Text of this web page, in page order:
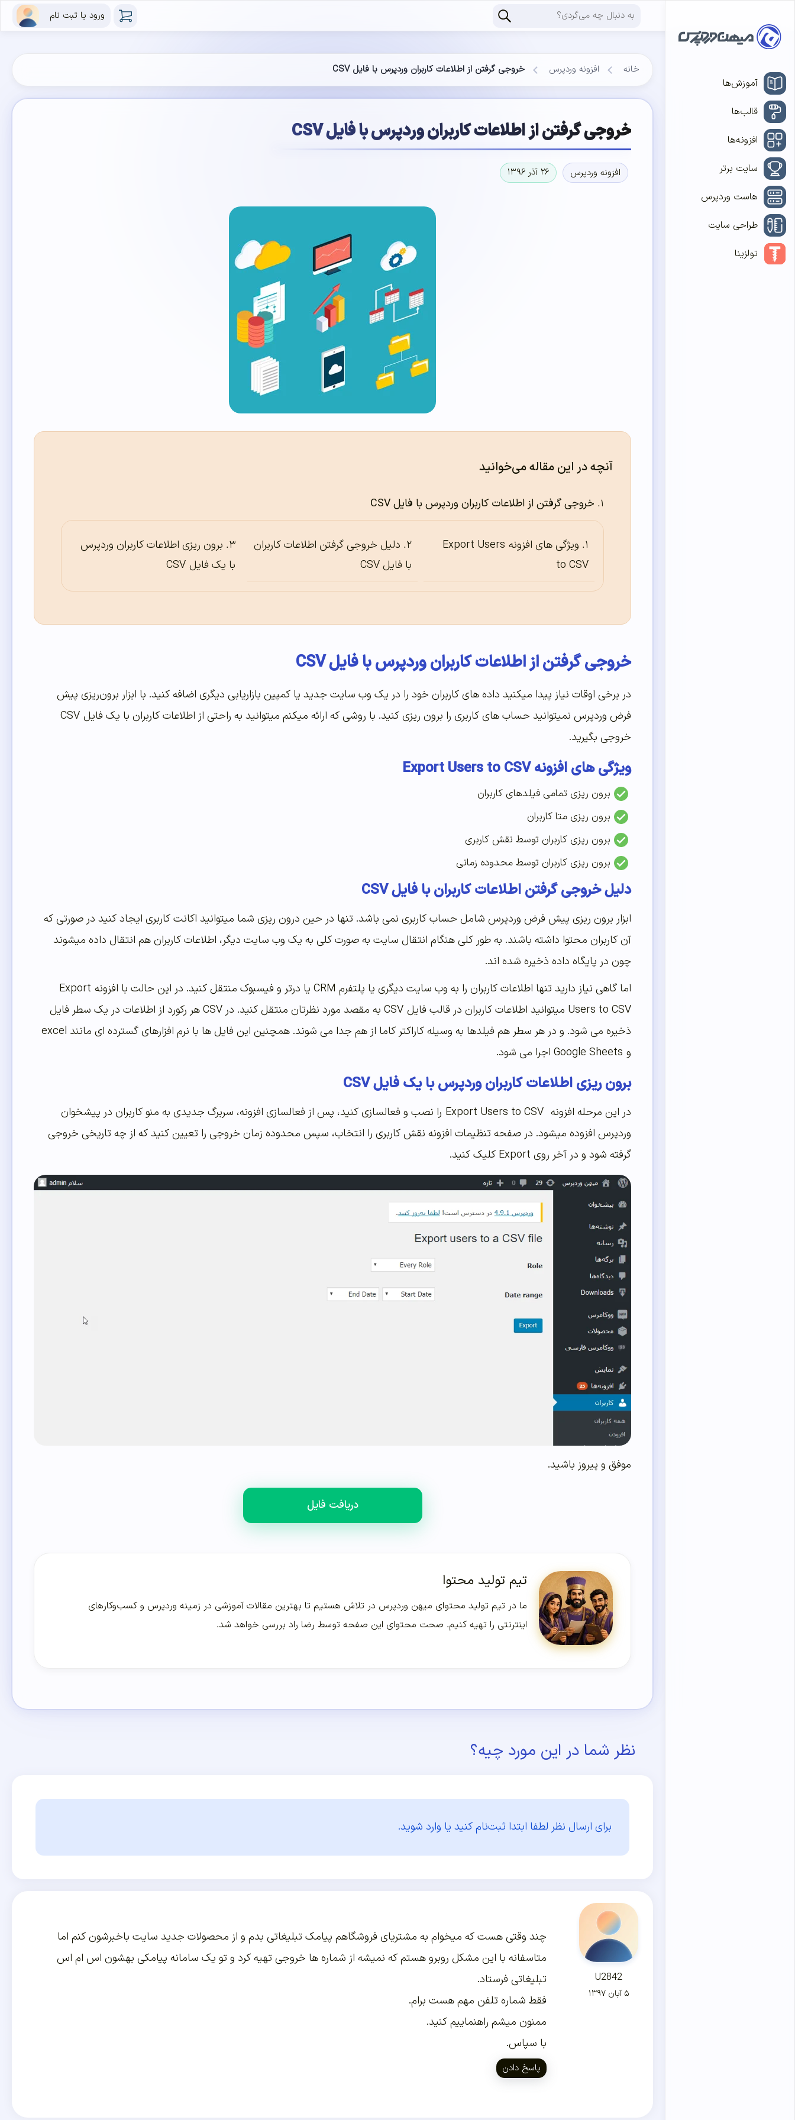
ورود یا ثبت نام
آموزش‌ها
قالب‌ها
افزونه‌ها
سایت برتر
هاست وردپرس
طراحی سایت
تولزینا
خانه افزونه وردپرس خروجی گرفتن از اطلاعات کاربران وردپرس با فایل CSV
خروجی گرفتن از اطلاعات کاربران وردپرس با فایل CSV
افزونه وردپرس ۲۶ آذر ۱۳۹۶
آنچه در این مقاله می‌خوانید
خروجی گرفتن از اطلاعات کاربران وردپرس با فایل CSV
ویژگی های افزونه Export Users
to CSV
دلیل خروجی گرفتن اطلاعات کاربران
با فایل CSV
برون ریزی اطلاعات کاربران وردپرس
با یک فایل CSV
خروجی گرفتن از اطلاعات کاربران وردپرس با فایل CSV
در برخی اوقات نیاز پیدا میکنید داده های کاربران خود را در یک وب سایت جدید یا کمپین بازاریابی دیگری اضافه کنید. با ابزار برون‌ریزی پیش
فرض وردپرس نمیتوانید حساب های کاربری را برون ریزی کنید. با روشی که ارائه میکنم میتوانید به راحتی از اطلاعات کاربران با یک فایل CSV
خروجی بگیرید.
ویژگی های افزونه Export Users to CSV
برون ریزی تمامی فیلدهای کاربران
برون ریزی متا کاربران
برون ریزی کاربران توسط نقش کاربری
برون ریزی کاربران توسط محدوده زمانی
دلیل خروجی گرفتن اطلاعات کاربران با فایل CSV
ابزار برون ریزی پیش فرض وردپرس شامل حساب کاربری نمی باشد. تنها در حین درون ریزی شما میتوانید اکانت کاربری ایجاد کنید در صورتی که
آن کاربران محتوا داشته باشند. به طور کلی هنگام انتقال سایت به صورت کلی به یک وب سایت دیگر، اطلاعات کاربران هم انتقال داده میشوند
چون در پایگاه داده ذخیره شده اند.
اما گاهی نیاز دارید تنها اطلاعات کاربران را به وب سایت دیگری یا پلتفرم CRM یا درتر و فیسبوک منتقل کنید. در این حالت با افزونه Export
Users to CSV میتوانید اطلاعات کاربران در قالب فایل CSV به مقصد مورد نظرتان منتقل کنید. در CSV هر رکورد از اطلاعات در یک سطر فایل
ذخیره می شود. و در هر سطر هم فیلدها به وسیله کاراکتر کاما از هم جدا می شوند. همچنین این فایل ها با نرم افزارهای گسترده ای مانند excel
و Google Sheets اجرا می شود.
برون ریزی اطلاعات کاربران وردپرس با یک فایل CSV
در این مرحله افزونه Export Users to CSV را نصب و فعالسازی کنید، پس از فعالسازی افزونه، سربرگ جدیدی به منو کاربران در پیشخوان
وردپرس افزوده میشود. در صفحه تنظیمات افزونه نقش کاربری را انتخاب، سپس محدوده زمان خروجی را تعیین کنید که از چه تاریخی خروجی
گرفته شود و در آخر روی Export کلیک کنید.
موفق و پیروز باشید.
دریافت فایل
تیم تولید محتوا
ما در تیم تولید محتوای میهن وردپرس در تلاش هستیم تا بهترین مقالات آموزشی در زمینه وردپرس و کسب‌و‌کارهای
اینترنتی را تهیه کنیم. صحت محتوای این صفحه توسط رضا راد بررسی خواهد شد.
نظر شما در این مورد چیه؟
برای ارسال نظر لطفا ابتدا ثبت‌نام کنید یا وارد شوید.
U2842
۵ آبان ۱۳۹۷
چند وقتی هست که میخوام به مشتریای فروشگاهم پیامک تبلیغاتی بدم و از محصولات جدید سایت باخبرشون کنم اما
متاسفانه با این مشکل روبرو هستم که نمیشه از شماره ها خروجی تهیه کرد و تو یک سامانه پیامکی بهشون اس ام اس
تبلیغاتی فرستاد.
فقط شماره تلفن مهم هست برام.
ممنون میشم راهنماییم کنید.
با سپاس.
پاسخ دادن